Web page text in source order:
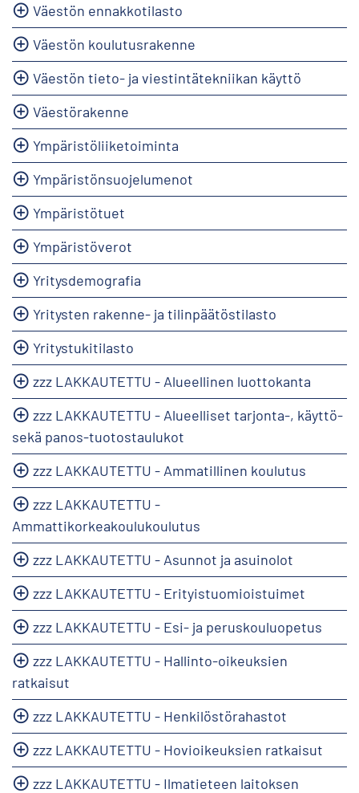
Väestön ennakkotilasto
Väestön koulutusrakenne
Väestön tieto- ja viestintätekniikan käyttö
Väestörakenne
Ympäristöliiketoiminta
Ympäristönsuojelumenot
Ympäristötuet
Ympäristöverot
Yritysdemografia
Yritysten rakenne- ja tilinpäätöstilasto
Yritystukitilasto
zzz LAKKAUTETTU - Alueellinen luottokanta
zzz LAKKAUTETTU - Alueelliset tarjonta-, käyttö-
sekä panos-tuotostaulukot
zzz LAKKAUTETTU - Ammatillinen koulutus
zzz LAKKAUTETTU -
Ammattikorkeakoulukoulutus
zzz LAKKAUTETTU - Asunnot ja asuinolot
zzz LAKKAUTETTU - Erityistuomioistuimet
zzz LAKKAUTETTU - Esi- ja peruskouluopetus
zzz LAKKAUTETTU - Hallinto-oikeuksien
ratkaisut
zzz LAKKAUTETTU - Henkilöstörahastot
zzz LAKKAUTETTU - Hovioikeuksien ratkaisut
zzz LAKKAUTETTU - Ilmatieteen laitoksen